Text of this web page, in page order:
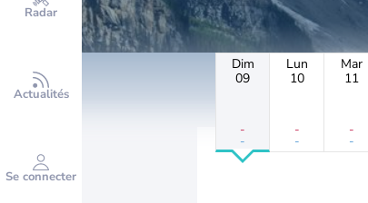
Radar
Actualités
Se connecter
Dim
09
-
-
Lun
10
-
-
Mar
11
-
-